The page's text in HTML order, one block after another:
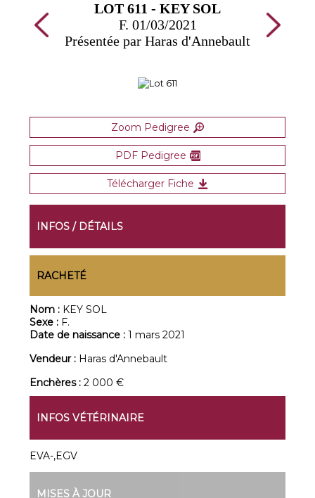
LOT 611 - KEY SOL
F. 01/03/2021
Présentée par Haras d'Annebault
Zoom Pedigree
PDF Pedigree
Télécharger Fiche
INFOS / DÉTAILS
RACHETÉ
Nom : KEY SOL
Sexe : F.
Date de naissance :1 mars 2021
Vendeur : Haras d'Annebault
Enchères :2 000 €
INFOS VÉTÉRINAIRE
EVA-,EGV
MISES À JOUR